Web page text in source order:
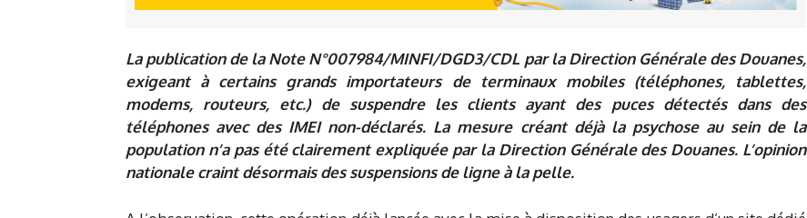
La publication de la Note N°007984/MINFI/DGD3/CDL par la Direction Générale des Douanes,
exigeant à certains grands importateurs de terminaux mobiles (téléphones, tablettes,
modems, routeurs, etc.) de suspendre les clients ayant des puces détectés dans des
téléphones avec des IMEI non-déclarés. La mesure créant déjà la psychose au sein de la
population n’a pas été clairement expliquée par la Direction Générale des Douanes. L’opinion
nationale craint désormais des suspensions de ligne à la pelle.